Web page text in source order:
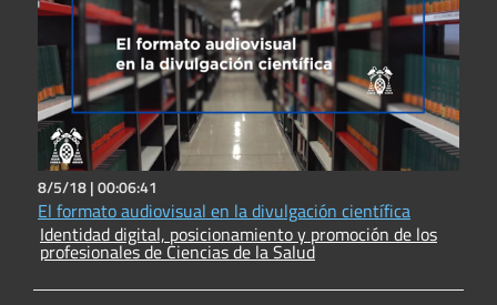
8/5/18 |00:06:41
El formato audiovisual en la divulgación científica
Identidad digital, posicionamiento y promoción de los
profesionales de Ciencias de la Salud